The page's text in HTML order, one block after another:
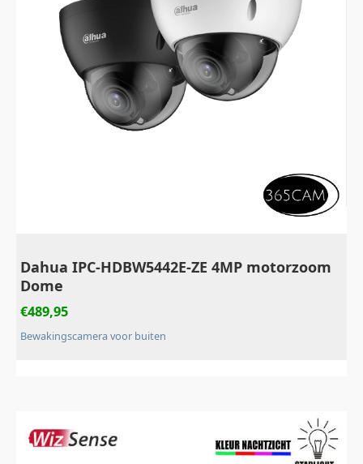
Dahua IPC-HDBW5442E-ZE 4MP motorzoom
Dome
€489,95
Bewakingscamera voor buiten